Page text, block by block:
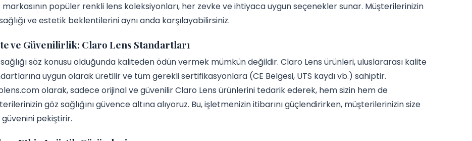
markasının popüler renkli lens koleksiyonları, her zevke ve ihtiyaca uygun seçenekler sunar. Müşterilerinizin
ve estetik beklentilerini aynı anda karşılayabilirsiniz.
ve Güvenilirlik: Claro Lens Standartları
söz konusu olduğunda kaliteden ödün vermek mümkün değildir. Claro Lens ürünleri, uluslararası kalite
uygun olarak üretilir ve tüm gerekli sertifikasyonlara (CE Belgesi, UTS kaydı vb.) sahiptir.
olarak, sadece orijinal ve güvenilir Claro Lens ürünlerini tedarik ederek, hem sizin hem de
göz sağlığını güvence altına alıyoruz. Bu, işletmenizin itibarını güçlendirirken, müşterilerinizin size
pekiştirir.